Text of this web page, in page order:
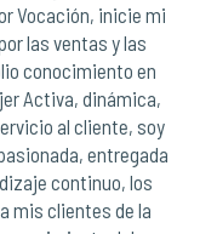
Vocación, inicie mi
las ventas y las
conocimiento en
Activa, dinámica,
al cliente, soy
entregada
continuo, los
mis clientes de la